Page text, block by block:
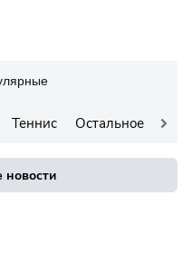
Теннис Остальное
новости